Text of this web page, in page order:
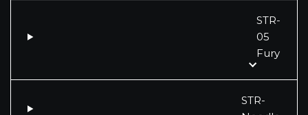
STR-
05
Fury
STR-